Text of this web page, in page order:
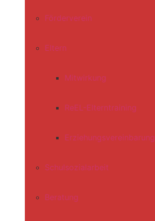
Förderverein
Eltern
Mitwirkung
ReEL-Elterntraining
Erziehungsvereinbarung
Schulsozialarbeit
Beratung